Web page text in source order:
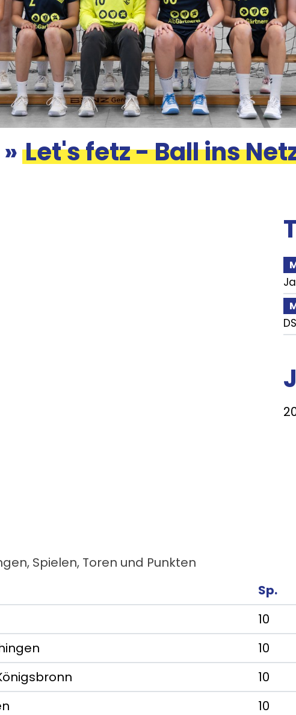
» Let's fetz - Ball ins
Spielen, Toren und Punkten
Sp.
10
10
10
10